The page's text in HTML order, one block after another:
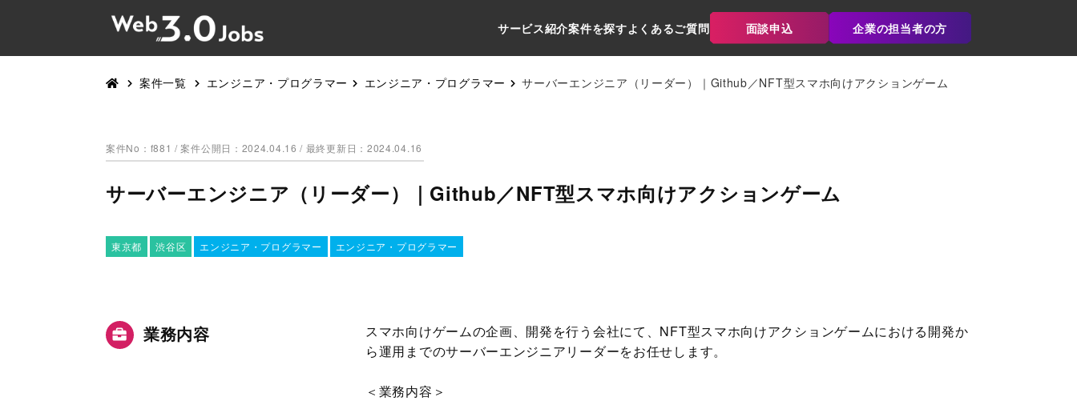
サービス紹介案件を探すよくあるご質問 面談申込 企業の担当者の方
案件一覧 エンジニア・プログラマー エンジニア・プログラマー サーバーエンジニア（リーダー）｜Github／NFT型スマホ向けアクションゲーム
案件No：f881 /案件公開日：2024.04.16 / 最終更新日：2024.04.16
サーバーエンジニア（リーダー）｜Github／NFT型スマホ向けアクションゲーム
東京都 渋谷区 エンジニア・プログラマー エンジニア・プログラマー
業務内容
スマホ向けゲームの企画、開発を行う会社にて、NFT型スマホ向けアクションゲームにおける開発か
ら運用までのサーバーエンジニアリーダーをお任せします。
＜業務内容＞